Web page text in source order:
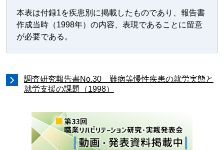
本表は付録1を疾患別に掲載したものであり、報告書
作成当時（1998年）の内容、表現であることに留意
が必要である。
調査研究報告書No.30 難病等慢性疾患の就労実態と
就労支援の課題（1998）